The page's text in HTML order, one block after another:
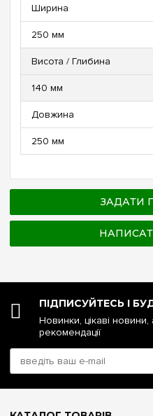
Ширина
250 мм
Висота / Глибина
140 мм
Довжина
250 мм
ЗАДАТИ
ПІДПИСУЙТЕСЬ І
Новинки, цікаві новини,
рекомендації